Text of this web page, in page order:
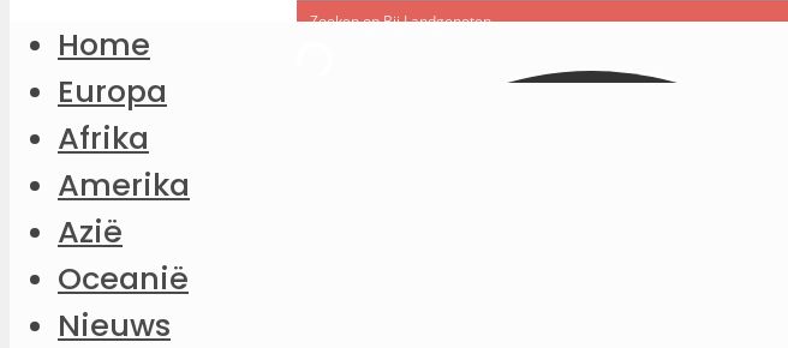
Home
Europa
Afrika
Amerika
Azië
Oceanië
Nieuws